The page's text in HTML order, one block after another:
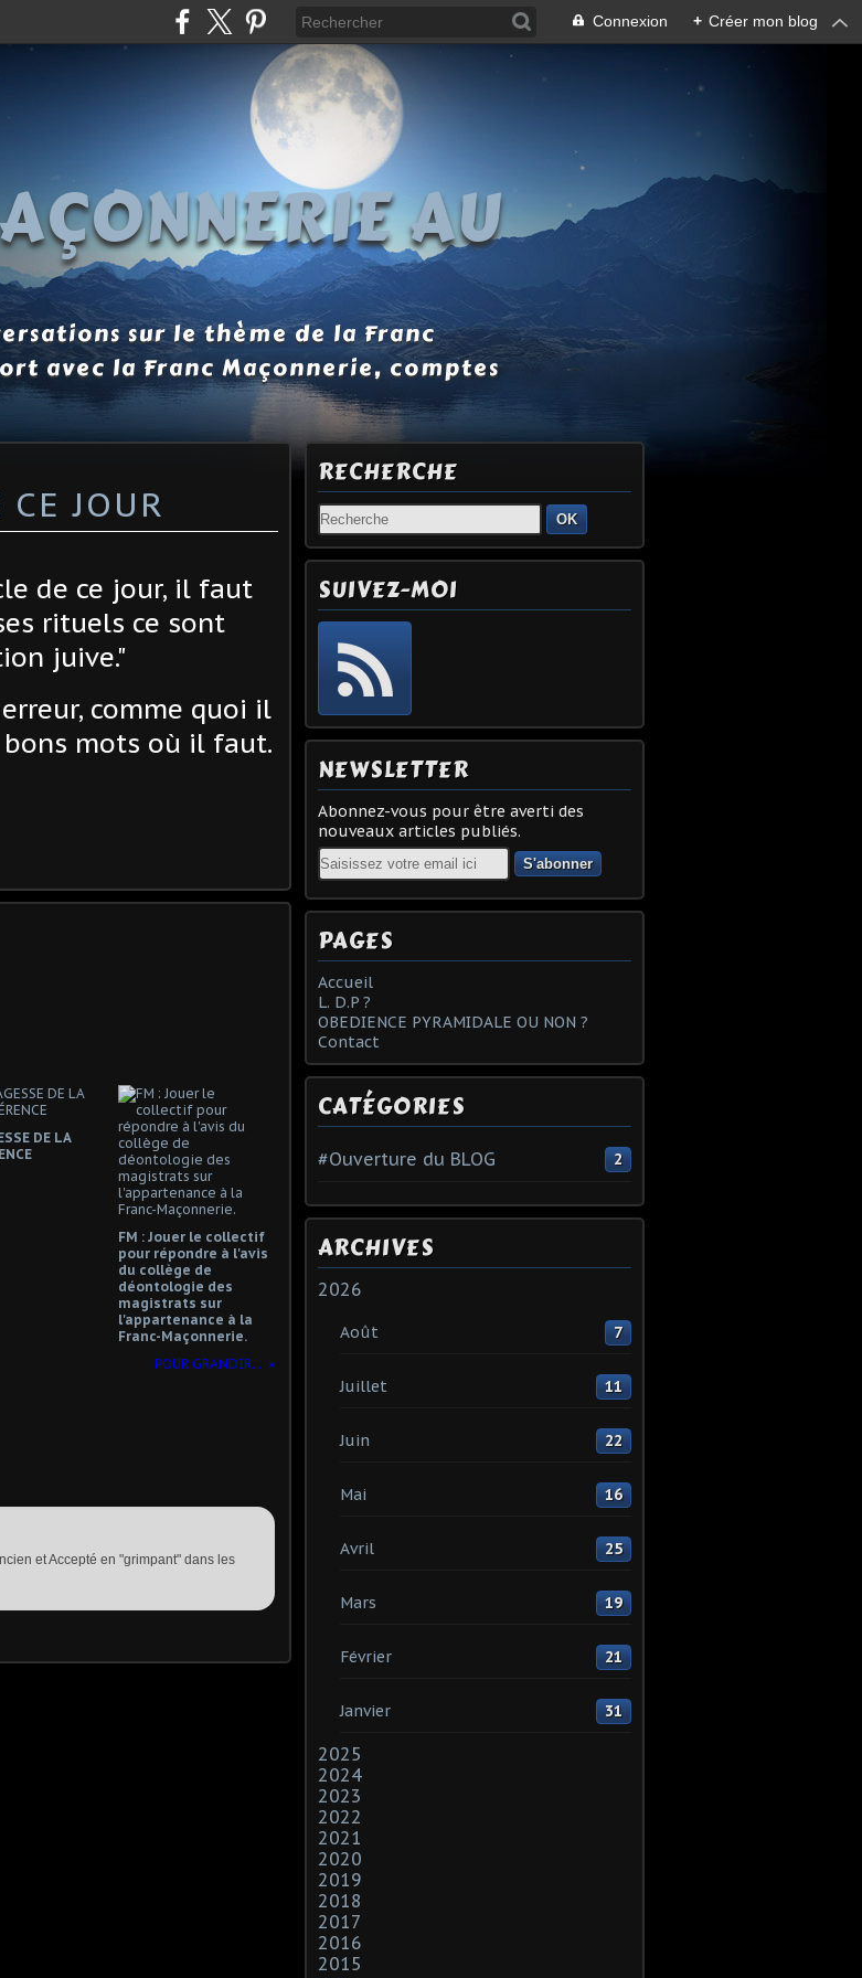
Connexion + Créer mon blog
AU
sur le thème de la Franc
avec la Franc Maçonnerie, comptes
JOUR
de ce jour, il faut
rituels ce sont
juive."
comme quoi il
mots où il faut.
DE LA
FM : Jouer le collectif
pour répondre à l'avis
du collège de
déontologie des
magistrats sur
l'appartenance à la
Franc-Maçonnerie.
POUR GRANDIR...
et Accepté en "grimpant" dans les
RECHERCHE
OK
SUIVEZ-MOI
NEWSLETTER
Abonnez-vous pour être averti des
nouveaux articles publiés.
Email
PAGES
Accueil
L. D.P ?
OBEDIENCE PYRAMIDALE OU NON ?
Contact
CATÉGORIES
#Ouverture du BLOG 2
ARCHIVES
2026
Août 7
Juillet 11
Juin 22
Mai 16
Avril 25
Mars 19
Février 21
Janvier 31
2025
2024
2023
2022
2021
2020
2019
2018
2017
2016
2015